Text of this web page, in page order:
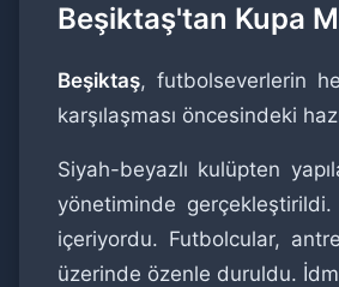
Beşiktaş'tan Kupa
Beşiktaş, futbolseverlerin
karşılaşması öncesindeki
Siyah-beyazlı kulüpten
yönetiminde
içeriyordu. Futbolcular,
üzerinde özenle duruldu.